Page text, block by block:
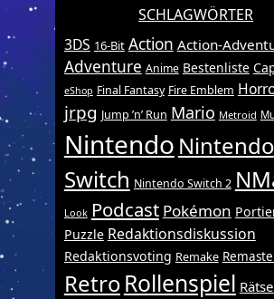
SCHLAGWÖRTER
3DS 16-Bit Action Action-
Adventure Anime Bestenliste
eShop Final Fantasy Fire Emblem
jrpg Jump ’n’ Run Mario Metroid
Nintendo Nintendo
Switch Nintendo Switch 2
Look Podcast Pokémon
Puzzle Redaktionsdiskussion
Redaktionsvoting Remake
RetroRollenspiel